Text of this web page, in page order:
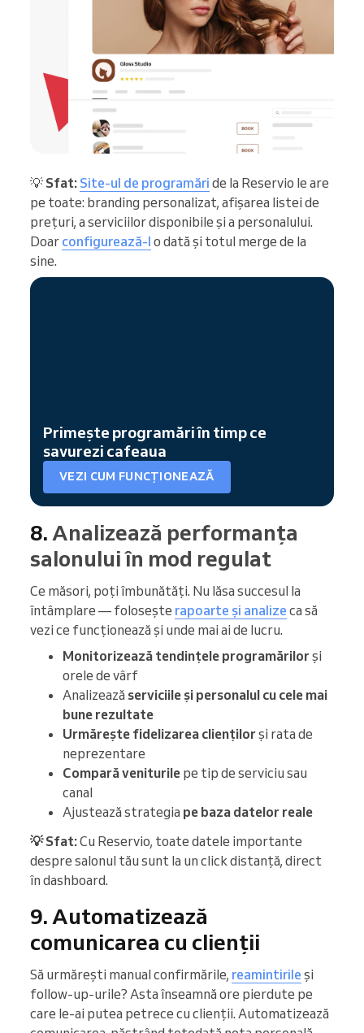
💡 Sfat: Site-ul de programări de la Reservio le are
pe toate: branding personalizat, afișarea listei de
prețuri, a serviciilor disponibile și a personalului.
Doar configurează-l o dată și totul merge de la
sine.
Primește programări în timp ce
savurezi cafeaua
VEZI CUM FUNCȚIONEAZĂ
8. Analizează performanța
salonului în mod regulat
Ce măsori, poți îmbunătăți. Nu lăsa succesul la
întâmplare — folosește rapoarte și analize ca să
vezi ce funcționează și unde mai ai de lucru.
Monitorizează tendințele programărilorși
orele de vârf
Analizează serviciile și personalul cu cele mai
bune rezultate
Urmărește fidelizarea cliențilorși rata de
neprezentare
Compară veniturile pe tip de serviciu sau
canal
Ajustează strategia pe baza datelor reale
💡 Sfat:Cu Reservio, toate datele importante
despre salonul tău sunt la un click distanță, direct
în dashboard.
9. Automatizează
comunicarea cu clienții
Să urmărești manual confirmările, reamintirile și
follow-up-urile? Asta înseamnă ore pierdute pe
care le-ai putea petrece cu clienții. Automatizează